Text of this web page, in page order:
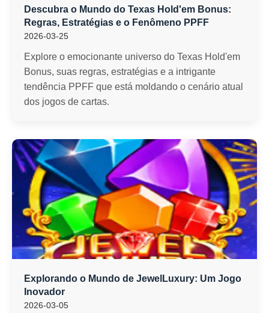
Descubra o Mundo do Texas Hold'em Bonus:
Regras, Estratégias e o Fenômeno PPFF
2026-03-25
Explore o emocionante universo do Texas Hold'em
Bonus, suas regras, estratégias e a intrigante
tendência PPFF que está moldando o cenário atual
dos jogos de cartas.
Explorando o Mundo de JewelLuxury: Um Jogo
Inovador
2026-03-05